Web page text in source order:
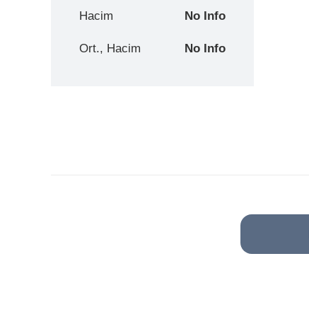
Hacim No Info
Ort., Hacim No Info